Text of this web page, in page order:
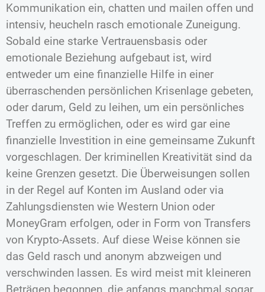
Kommunikation ein, chatten und mailen offen und
intensiv, heucheln rasch emotionale Zuneigung.
Sobald eine starke Vertrauensbasis oder
emotionale Beziehung aufgebaut ist, wird
entweder um eine finanzielle Hilfe in einer
überraschenden persönlichen Krisenlage gebeten,
oder darum, Geld zu leihen, um ein persönliches
Treffen zu ermöglichen, oder es wird gar eine
finanzielle Investition in eine gemeinsame Zukunft
vorgeschlagen. Der kriminellen Kreativität sind da
keine Grenzen gesetzt. Die Überweisungen sollen
in der Regel auf Konten im Ausland oder via
Zahlungsdiensten wie Western Union oder
MoneyGram erfolgen, oder in Form von Transfers
von Krypto-Assets. Auf diese Weise können sie
das Geld rasch und anonym abzweigen und
verschwinden lassen. Es wird meist mit kleineren
Beträgen begonnen, die anfangs manchmal sogar